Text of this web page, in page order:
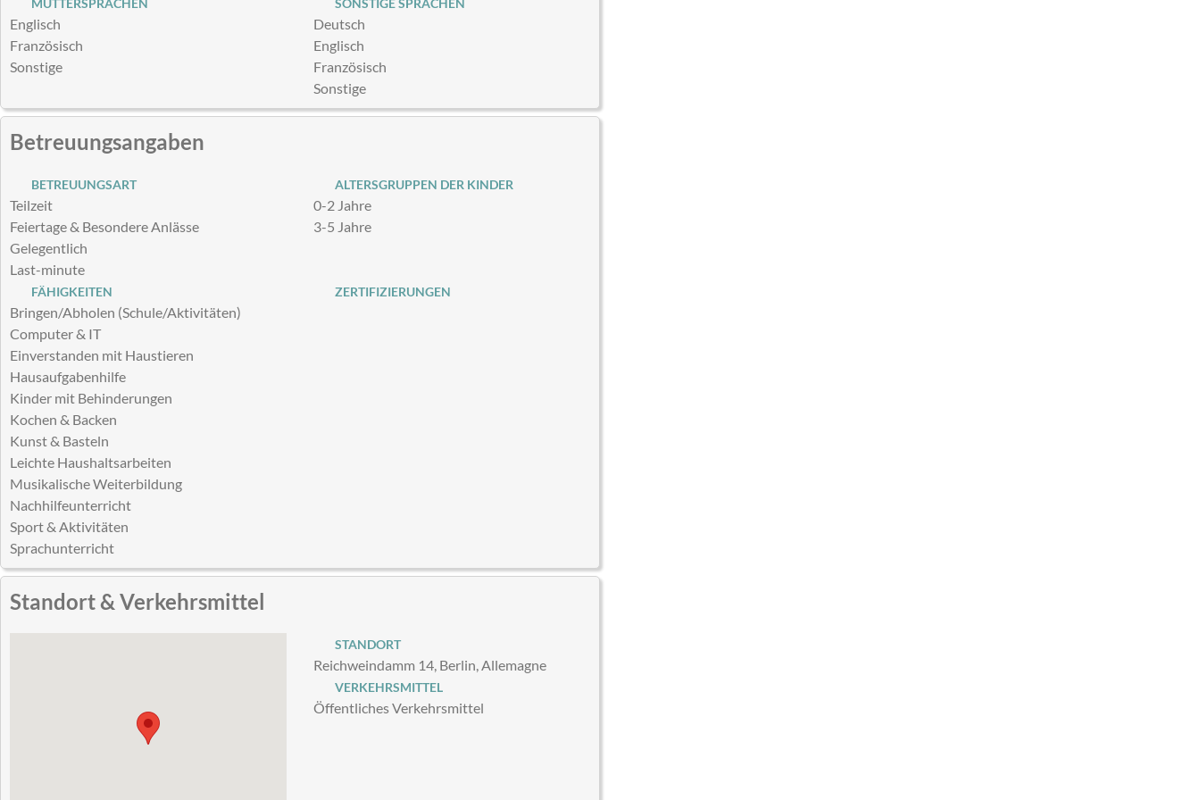
MUTTERSPRACHEN
Englisch
Französisch
Sonstige
SONSTIGE SPRACHEN
Deutsch
Englisch
Französisch
Sonstige
Betreuungsangaben
BETREUUNGSART
Teilzeit
Feiertage & Besondere Anlässe
Gelegentlich
Last-minute
ALTERSGRUPPEN DER KINDER
0-2 Jahre
3-5 Jahre
FÄHIGKEITEN
Bringen/Abholen (Schule/Aktivitäten)
Computer & IT
Einverstanden mit Haustieren
Hausaufgabenhilfe
Kinder mit Behinderungen
Kochen & Backen
Kunst & Basteln
Leichte Haushaltsarbeiten
Musikalische Weiterbildung
Nachhilfeunterricht
Sport & Aktivitäten
Sprachunterricht
ZERTIFIZIERUNGEN
Standort & Verkehrsmittel
STANDORT
Reichweindamm 14, Berlin, Allemagne
VERKEHRSMITTEL
Öffentliches Verkehrsmittel